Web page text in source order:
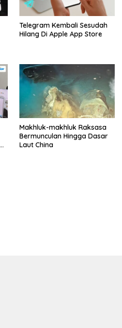
Telegram Kembali Sesudah
Hilang Di Apple App Store
Makhluk-makhluk Raksasa
Bermunculan Hingga Dasar
Laut China